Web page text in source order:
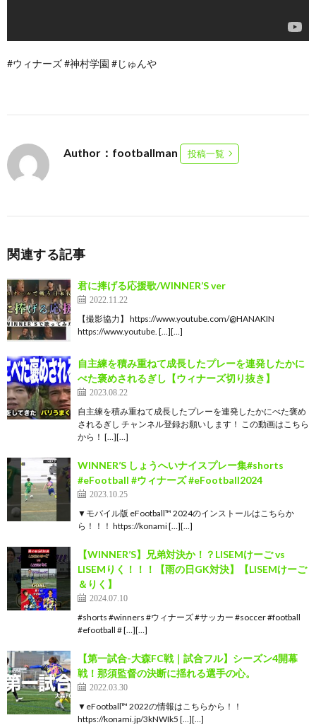
#ウィナーズ #神村学園 #じゅんや
Author：footballman 投稿一覧
関連する記事
君に捧げる応援歌/WINNER’S ver
2022.11.22
【撮影協力】 https://www.youtube.com/@HANAKIN
https://www.youtube. […][…]
自主練を積み重ねて成長したプレーを連発したかに
べた褒めされるぎし【ウィナーズ切り抜き】
2023.08.22
自主練を積み重ねて成長したプレーを連発したかにべた褒め
されるぎし チャンネル登録お願いします！ この動画はこちら
から！ […][…]
WINNER’S しょうへいナイスプレー集#shorts
#eFootball #ウィナーズ #eFootball2024
2023.10.25
▼モバイル版 eFootball™ 2024のインストールはこちらか
ら！！！ https://konami […][…]
【WINNER’S】兄弟対決か！？LISEMけーご vs
LISEMりく！！！【雨の日GK対決】【LISEMけーご
＆りく】
2024.07.10
#shorts #winners #ウィナーズ #サッカー #soccer #football
#efootball # […][…]
【第一試合-大森FC戦｜試合フル】シーズン4開幕
戦！那須監督の決断に揺れる選手の心。
2022.03.30
▼eFootball™ 2022の情報はこちらから！！
https://konami.jp/3kNWIk5 […][…]